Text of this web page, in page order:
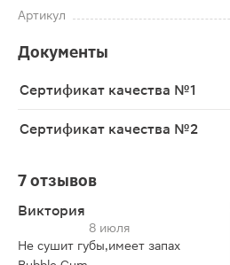
Артикул
Документы
Сертификат качества №1
Сертификат качества №2
7 отзывов
Виктория
8 июля
Не сушит губы,имеет запах